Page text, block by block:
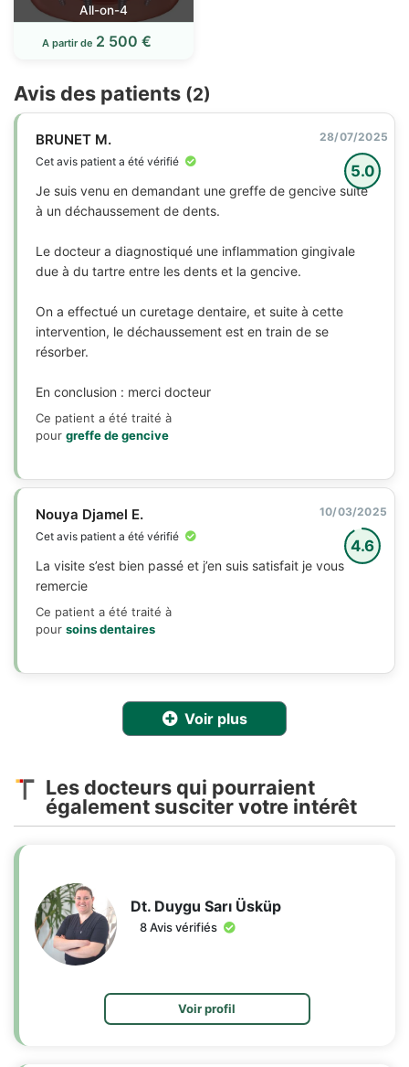
All-on-4
A partir de 2 500 €
Avis des patients (2)
5.0
BRUNET M.
Cet avis patient a été vérifié
28/07/2025
Je suis venu en demandant une greffe de gencive suite
à un déchaussement de dents.
Le docteur a diagnostiqué une inflammation gingivale
due à du tartre entre les dents et la gencive.
On a effectué un curetage dentaire, et suite à cette
intervention, le déchaussement est en train de se
résorber.
En conclusion : merci docteur
Ce patient a été traité à
pour greffe de gencive
4.6
Nouya Djamel E.
Cet avis patient a été vérifié
10/03/2025
La visite s’est bien passé et j’en suis satisfait je vous
remercie
Ce patient a été traité à
pour soins dentaires
Voir plus
Les docteurs qui pourraient
également susciter votre intérêt
Dt. Duygu Sarı Üsküp
8 Avis vérifiés
Voir profil